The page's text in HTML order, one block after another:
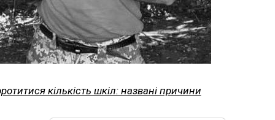
кількість шкіл: названі причини